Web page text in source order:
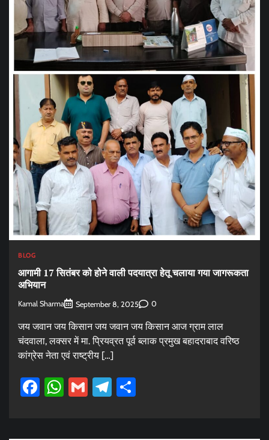
BLOG
आगामी 17 सितंबर को होने वाली पदयात्रा हेतू चलाया गया जागरूकता
अभियान
Kamal Sharma September 8, 2025 0
जय जवान जय किसान जय जवान जय किसान आज ग्राम लाल
चंदवाला, लक्सर में मा. प्रियव्रत पूर्व ब्लाक प्रमुख बहादराबाद वरिष्ठ
कांग्रेस नेता एवं राष्ट्रीय […]
Facebook
WhatsApp
GmailTelegram